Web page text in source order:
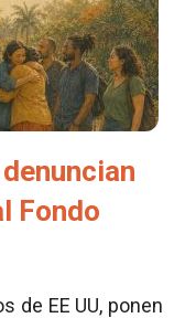
Fondo
de EE UU, ponen